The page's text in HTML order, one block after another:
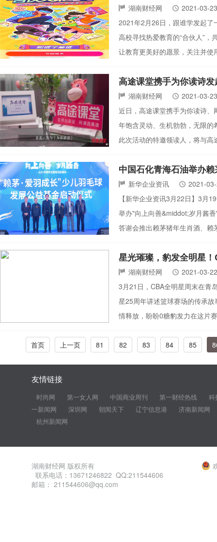
湖南财经网
2021-03-23
2021年2月26日，跟谁学发起了
高校寻找热爱教育的“合伙人”
让教育更美好的愿景，关注并
高途课堂携手为你读诗
湖南财经网
2021-03-23
近日，高途课堂携手为你读诗、
年饱含灵动、生机勃勃，无限
此次活动的特邀领读人，将与
中国石化青海石油举办
新华企业资讯
2021-
【新华企业资讯3月22日】3月
举办"向上向善&middot;岁月酱
答谢会推出赖茅猪年生肖酒、
星光璀璨，豹发全明星
湖南财经网
2021-03-22
3月21日，CBA全明星周末在青
星25周年讲述篮球赛场的传承
情释放，盼盼0糖豹发力在这片
首页 上一页 81 82 83 84 85
友情链接
时尚网 第一女人网 中国商业周刊 第一财经热线
科
一新闻网
深圳网 朝闻天下 辽宁信息港
济南新闻网
杭州新闻网
湖南财经网 版权所有
联系电话：13671246822 QQ:211544606
邮箱： 211544606@qq.com